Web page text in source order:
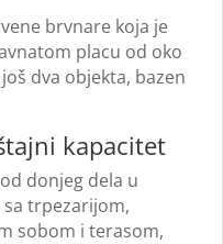
brvnare koja je
placu od oko
dva objekta, bazen
kapacitet
donjeg dela u
sa trpezarijom,
sobom i terasom,